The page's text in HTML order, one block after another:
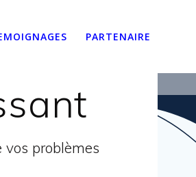
PARTENAIRE
problèmes